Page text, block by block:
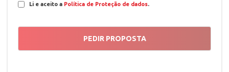
Li e aceito a Política de Proteção de dados.